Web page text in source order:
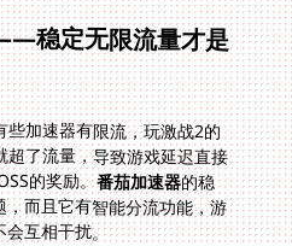
稳定无限流量才是
加速器有限流，玩激战2的
了流量，导致游戏延迟直接
的奖励。番茄加速器的稳
定无限流量解决了这个问题，而且它有智能分流功能，游
互相干扰。